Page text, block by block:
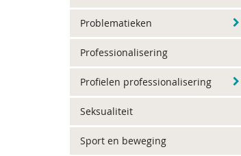
Problematieken
Professionalisering
Profielen professionalisering
Seksualiteit
Sport en beweging